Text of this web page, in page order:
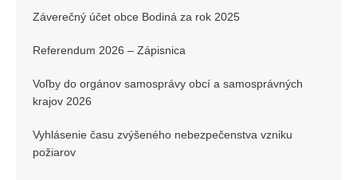
Záverečný účet obce Bodiná za rok 2025
Referendum 2026 – Zápisnica
Voľby do orgánov samosprávy obcí a samosprávných
krajov 2026
Vyhlásenie času zvýšeného nebezpečenstva vzniku
požiarov